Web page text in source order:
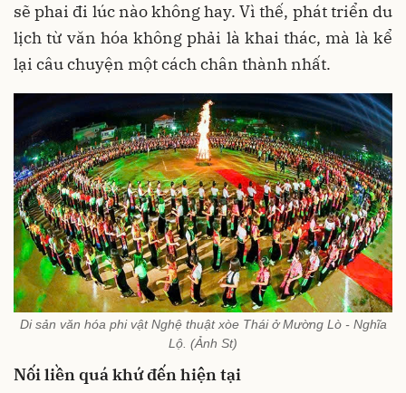
sẽ phai đi lúc nào không hay. Vì thế, phát triển du
lịch từ văn hóa không phải là khai thác, mà là kể
lại câu chuyện một cách chân thành nhất.
Di sản văn hóa phi vật Nghệ thuật xòe Thái ở Mường Lò - Nghĩa
Lộ. (Ảnh St)
Nối liền quá khứ đến hiện tại